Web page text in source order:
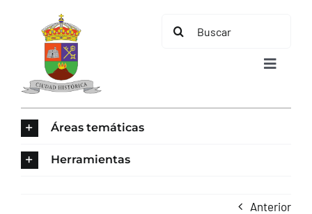
contenido
Buscar:
Toggle
Áreas temáticas
Herramientas
Anterior